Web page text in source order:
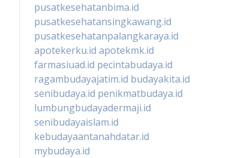
pusatkesehatanbima.id
pusatkesehatansingkawang.id
pusatkesehatanpalangkaraya.id
apotekerku.id apotekmk.id
farmasiuad.id pecintabudaya.id
ragambudayajatim.id budayakita.id
senibudaya.id penikmatbudaya.id
lumbungbudayadermaji.id
senibudayaislam.id
kebudayaantanahdatar.id
mybudaya.id